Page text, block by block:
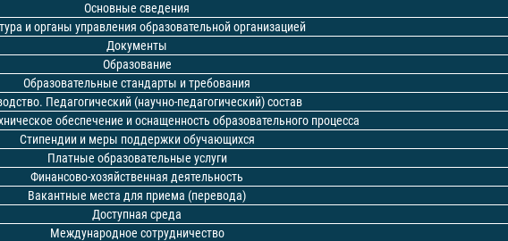
Основные сведения
и органы управления образовательной организацией
Документы
Образование
Образовательные стандарты и требования
Педагогический (научно-педагогический) состав
обеспечение и оснащенность образовательного процесса
Стипендии и меры поддержки обучающихся
Платные образовательные услуги
Финансово-хозяйственная деятельность
Вакантные места для приема (перевода)
Доступная среда
Международное сотрудничество